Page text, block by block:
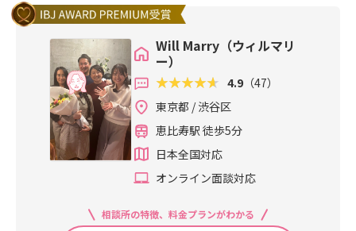
Will Marry（ウィルマリ
ー）
4.9 （47）
東京都 / 渋谷区
恵比寿駅 徒歩5分
日本全国対応
オンライン面談対応
相談所の特徴、料金プランがわかる